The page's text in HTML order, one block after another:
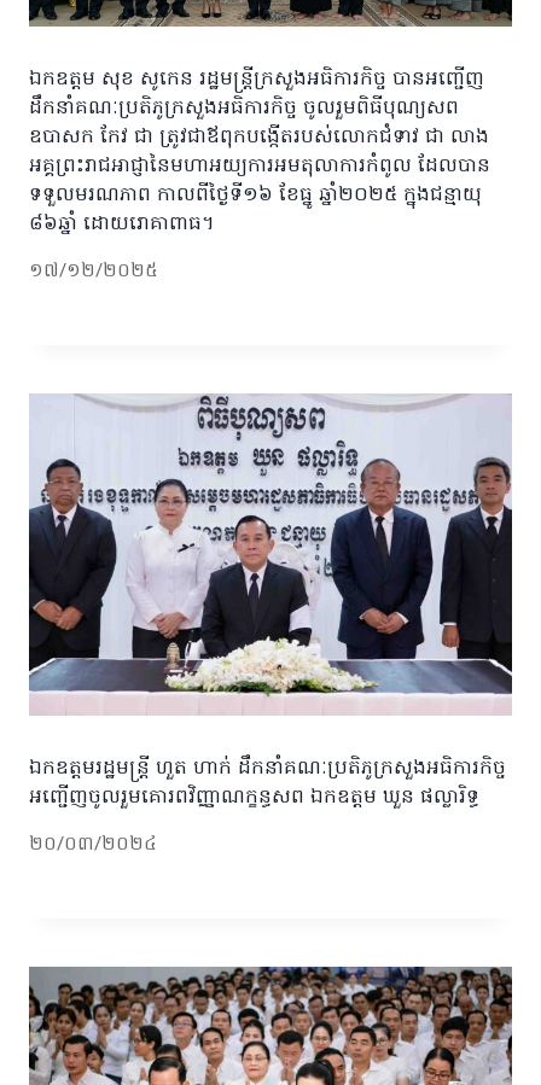
ឯកឧត្ដម សុខ សូកេន រដ្ឋមន្រ្តីក្រសួងអធិការកិច្ច បានអញ្ជើញ
ដឹកនាំគណៈប្រតិភូក្រសួងអធិការកិច្ច ចូលរួមពិធីបុណ្យសព
ឧបាសក កែវ ជា ត្រូវជាឪពុកបង្កើតរបស់លោកជំទាវ ជា លាង
អគ្គព្រះរាជអាជ្ញានៃមហាអយ្យការអមតុលាការកំពូល ដែលបាន
ទទួលមរណភាព កាលពីថ្ងៃទី១៦ ខែធ្នូ ឆ្នាំ២០២៥ ក្នុងជន្មាយុ
៨៦ឆ្នាំ ដោយរោគាពាធ។
១៧/១២/២០២៥
ឯកឧត្តមរដ្ឋមន្ត្រី ហួត ហាក់ ដឹកនាំគណៈប្រតិភូក្រសួងអធិការកិច្ច
អញ្ជើញចូលរួមគោរពវិញ្ញាណក្ខន្ធសព ឯកឧត្តម ឃួន ផល្លារិទ្ធ
២០/០៣/២០២៤